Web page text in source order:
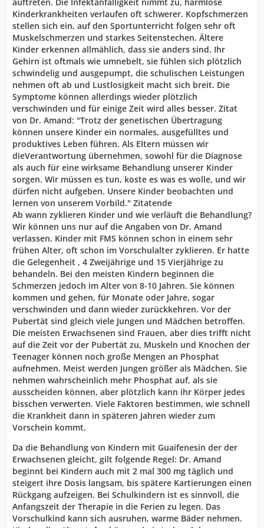
Kinderkrankheiten verlaufen oft schwerer. Kopfschmerzen
stellen sich ein, auf den Sportunterricht folgen sehr oft
Muskelschmerzen und starkes Seitenstechen. Ältere
Kinder erkennen allmählich, dass sie anders sind. Ihr
Gehirn ist oftmals wie umnebelt, sie fühlen sich plötzlich
schwindelig und ausgepumpt, die schulischen Leistungen
nehmen oft ab und Lustlosigkeit macht sich breit. Die
Symptome können allerdings wieder plötzlich
verschwinden und für einige Zeit wird alles besser. Zitat
von Dr. Amand: "Trotz der genetischen Übertragung
können unsere Kinder ein normales, ausgefülltes und
produktives Leben führen. Als Eltern müssen wir
dieVerantwortung übernehmen, sowohl für die Diagnose
als auch für eine wirksame Behandlung unserer Kinder
sorgen. Wir müssen es tun, koste es was es wolle, und wir
dürfen nicht aufgeben. Unsere Kinder beobachten und
lernen von unserem Vorbild." Zitatende
Ab wann zyklieren Kinder und wie verläuft die Behandlung?
Wir können uns nur auf die Angaben von Dr. Amand
verlassen. Kinder mit FMS können schon in einem sehr
frühen Alter, oft schon im Vorschulalter zyklieren. Er hatte
die Gelegenheit , 4 Zweijährige und 15 Vierjährige zu
behandeln. Bei den meisten Kindern beginnen die
Schmerzen jedoch im Alter von 8-10 Jahren. Sie können
kommen und gehen, für Monate oder Jahre, sogar
verschwinden und dann wieder zurückkehren. Vor der
Pubertät sind gleich viele Jungen und Mädchen betroffen.
Die meisten Erwachsenen sind Frauen, aber dies trifft nicht
auf die Zeit vor der Pubertät zu, Muskeln und Knochen der
Teenager können noch große Mengen an Phosphat
aufnehmen. Meist werden Jungen größer als Mädchen. Sie
nehmen wahrscheinlich mehr Phosphat auf, als sie
ausscheiden können, aber plötzlich kann ihr Körper jedes
bisschen verwerten. Viele Faktoren bestimmen, wie schnell
die Krankheit dann in späteren Jahren wieder zum
Vorschein kommt.
Da die Behandlung von Kindern mit Guaifenesin der der
Erwachsenen gleicht, gilt folgende Regel: Dr. Amand
beginnt bei Kindern auch mit 2 mal 300 mg täglich und
steigert ihre Dosis langsam, bis spätere Kartierungen einen
Rückgang aufzeigen. Bei Schulkindern ist es sinnvoll, die
Anfangszeit der Therapie in die Ferien zu legen. Das
Vorschulkind kann sich ausruhen, warme Bäder nehmen.